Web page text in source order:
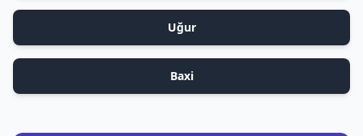
Uğur
Baxi